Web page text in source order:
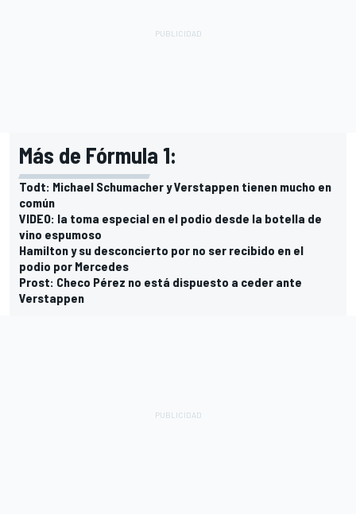
Más de Fórmula 1:
Todt: Michael Schumacher y Verstappen tienen mucho en
común
VIDEO: la toma especial en el podio desde la botella de
vino espumoso
Hamilton y su desconcierto por no ser recibido en el
podio por Mercedes
Prost: Checo Pérez no está dispuesto a ceder ante
Verstappen